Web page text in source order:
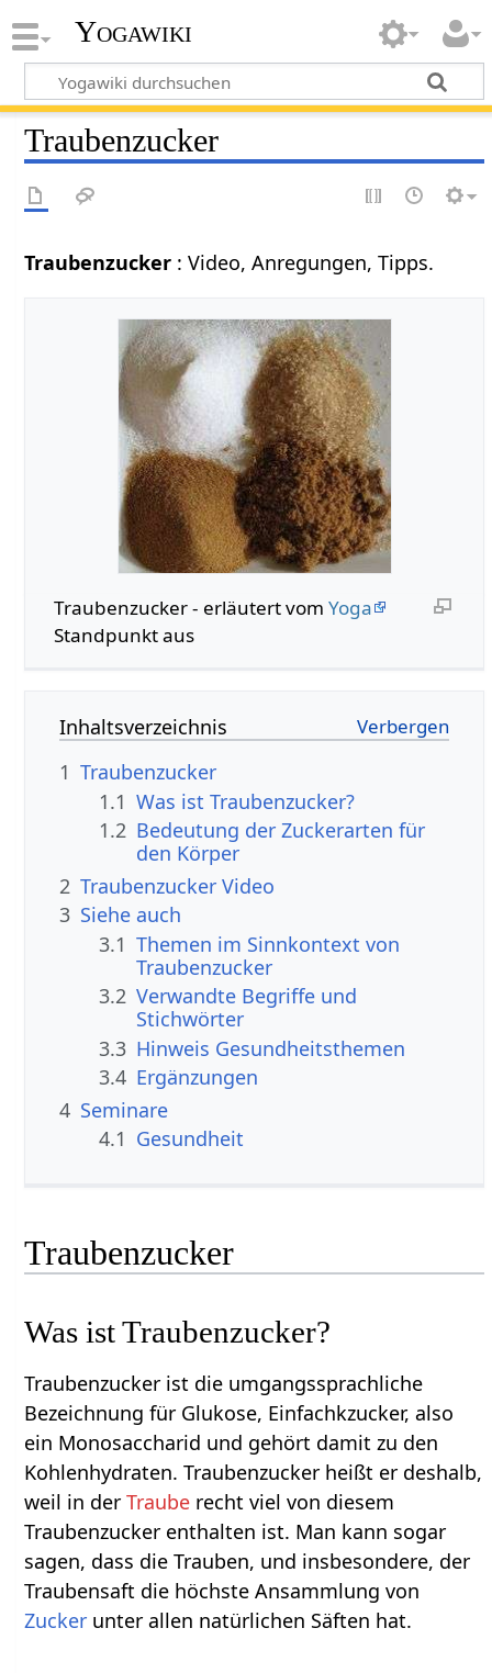
Yogawiki
Traubenzucker
Traubenzucker : Video, Anregungen, Tipps.
Traubenzucker - erläutert vom Yoga
Standpunkt aus
Inhaltsverzeichnis
1 Traubenzucker
1.1 Was ist Traubenzucker?
1.2 Bedeutung der Zuckerarten für
den Körper
2 Traubenzucker Video
3 Siehe auch
3.1 Themen im Sinnkontext von
Traubenzucker
3.2 Verwandte Begriffe und
Stichwörter
3.3 Hinweis Gesundheitsthemen
3.4 Ergänzungen
4 Seminare
4.1 Gesundheit
Traubenzucker
Was ist Traubenzucker?
Traubenzucker ist die umgangssprachliche
Bezeichnung für Glukose, Einfachkzucker, also
ein Monosaccharid und gehört damit zu den
Kohlenhydraten. Traubenzucker heißt er deshalb,
weil in derTraube recht viel von diesem
Traubenzucker enthalten ist. Man kann sogar
sagen, dass die Trauben, und insbesondere, der
Traubensaft die höchste Ansammlung von
Zucker unter allen natürlichen Säften hat.